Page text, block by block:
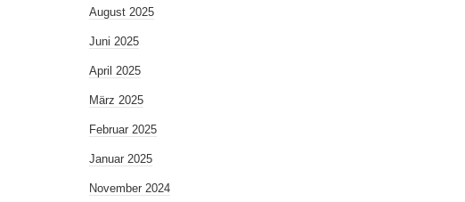
August 2025
Juni 2025
April 2025
März 2025
Februar 2025
Januar 2025
November 2024